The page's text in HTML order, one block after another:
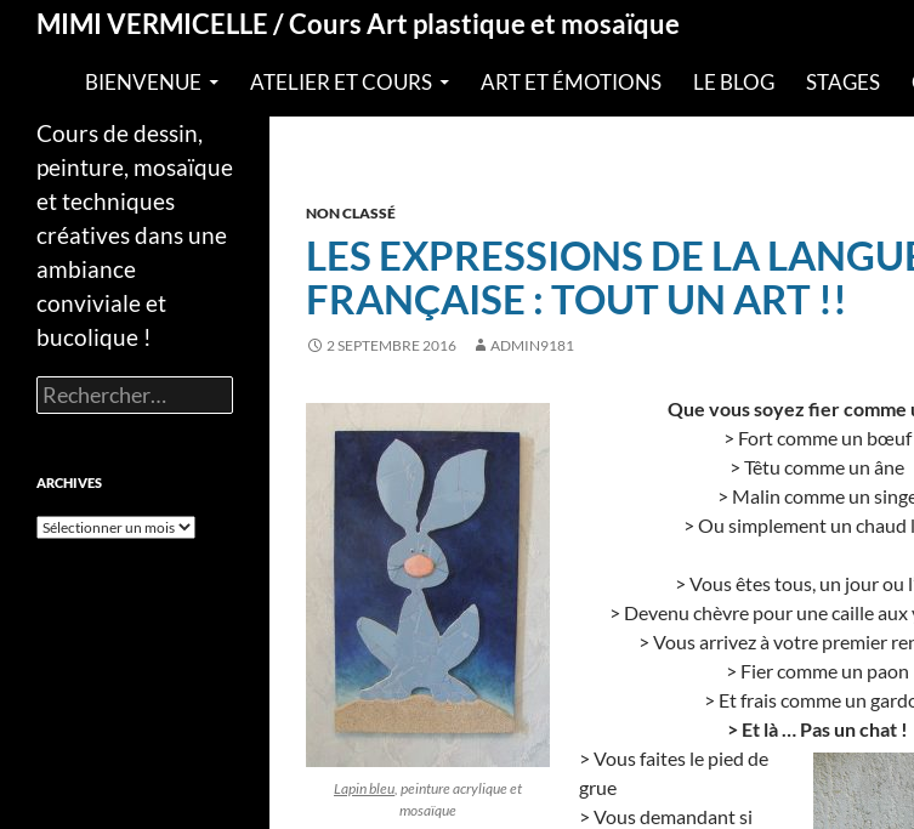
MIMI VERMICELLE / Cours Art plastique et mosaïque
BIENVENUE ATELIER ET COURS ART ET ÉMOTIONS LE BLOG STAGES
NON CLASSÉ
LES EXPRESSIONS DE LA
FRANÇAISE : TOUT UN ART !!
2 SEPTEMBRE 2016 ADMIN9181
Lapin bleu , peinture acrylique et
mosaïque
Que vous soyez fier comme
> Fort comme un bœuf
> Têtu comme un âne
> Malin comme un
> Ou simplement un chaud
> Vous êtes tous, un jour ou
> Devenu chèvre pour une caille aux
> Vous arrivez à votre premier
> Fier comme un paon
> Et frais comme un
> Et là … Pas un chat !
> Vous faites le pied de
grue
> Vous demandant si
Cours de dessin,
peinture, mosaïque
et techniques
créatives dans une
ambiance
conviviale et
bucolique !
Rechercher :
ARCHIVES
Archives